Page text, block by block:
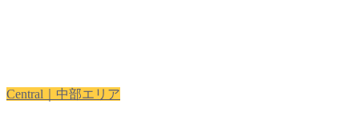
Central｜中部エリア